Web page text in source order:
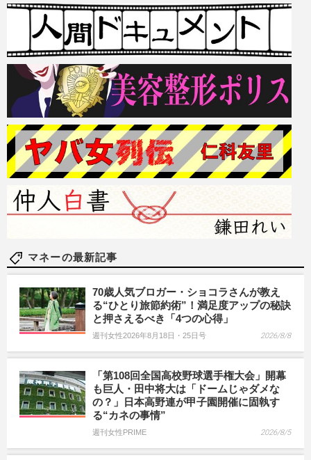
マネーの最新記事
70歳人気ブロガー・ショコラさんが教え
る“ひとり旅節約術”！満足度アップの秘訣
と押さえるべき「4つの心得」
週刊女性2026年8月18日・25日号 2026/8/8
「第108回全国高校野球選手権大会」開幕
も巨人・田中将大は「ドームじゃダメな
の？」日本高野連が甲子園開催に固執す
る“カネの事情”
週刊女性PRIME 2026/8/5